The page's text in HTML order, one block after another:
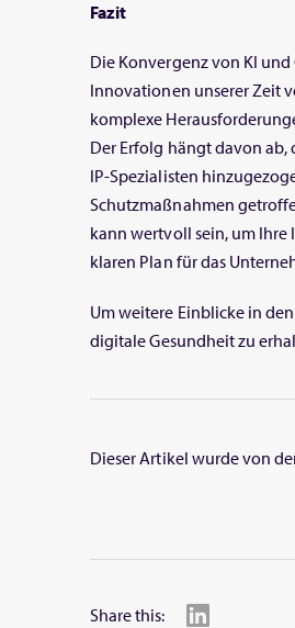
Fazit
Die Konvergenz von KI
Innovationen unserer Zeit
komplexe
Der Erfolg hängt davon
IP-Spezialisten
Schutzmaßnahmen
kann wertvoll sein, um
klaren Plan für das
Um weitere Einblicke in
digitale Gesundheit zu
Dieser Artikel wurde von
Share this: